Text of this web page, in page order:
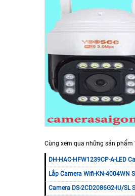
Cùng xem qua những sản
DH-HAC-HFW1239CP-A-LED
Lắp Camera Wifi-KN-4004WN
Camera DS-2CD2086G2-IU/SL